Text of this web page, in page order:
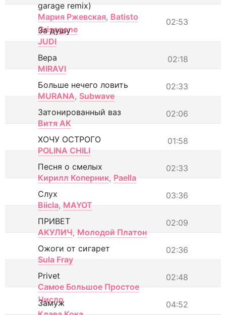
garage remix)
Мария Ржевская, Batisto
Grisagone
02:53
За душу
JUDI
02:18
Вера
MIRAVI
02:33
Больше нечего ловить
MURANA, Subwave
02:06
Затонированный ваз
Витя АК
01:58
ХОЧУ ОСТРОГО
POLINA CHILI
02:33
Песня о смелых
Кирилл Коперник, Paella
03:36
Слух
Biicla, MAYOT
02:09
ПРИВЕТ
АКУЛИЧ, Молодой Платон
02:36
Ожоги от сигарет
Sula Fray
02:48
Privet
Самое Большое Простое
Число
04:52
Замуж